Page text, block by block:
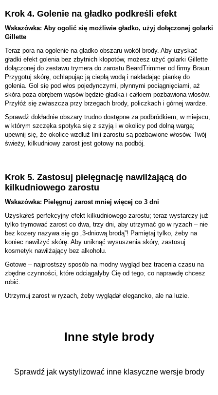
Krok 4. Golenie na gładko podkreśli efekt
Wskazówka: Aby ogolić się możliwie gładko, użyj dołączonej golarki
Gillette
Teraz pora na ogolenie na gładko obszaru wokół brody. Aby uzyskać
gładki efekt golenia bez zbytnich kłopotów, możesz użyć golarki Gillette
dołączonej do zestawu trymera do zarostu BeardTrimmer od firmy Braun.
Przygotuj skórę, ochlapując ją ciepłą wodą i nakładając piankę do
golenia. Gol się pod włos pojedynczymi, płynnymi pociągnięciami, aż
skóra poza obrębem wąsów będzie gładka i całkiem pozbawiona włosów.
Przyłóż się zwłaszcza przy brzegach brody, policzkach i górnej wardze.
Sprawdź dokładnie obszary trudno dostępne za podbródkiem, w miejscu,
w którym szczęka spotyka się z szyją i w okolicy pod dolną wargą;
upewnij się, że okolice wzdłuż linii zarostu są pozbawione włosów. Twój
świeży, kilkudniowy zarost jest gotowy na podbój.
Krok 5. Zastosuj pielęgnację nawilżającą do
kilkudniowego zarostu
Wskazówka: Pielęgnuj zarost mniej więcej co 3 dni
Uzyskałeś perfekcyjny efekt kilkudniowego zarostu; teraz wystarczy już
tylko trymować zarost co dwa, trzy dni, aby utrzymać go w ryzach – nie
bez kozery nazywa się go „3-dniową brodą”! Pamiętaj tylko, żeby na
koniec nawilżyć skórę. Aby uniknąć wysuszenia skóry, zastosuj
kosmetyk nawilżający bez alkoholu.
Gotowe – najprostszy sposób na modny wygląd bez tracenia czasu na
zbędne czynności, które odciągałyby Cię od tego, co naprawdę chcesz
robić.
Utrzymuj zarost w ryzach, żeby wyglądał elegancko, ale na luzie.
Inne style brody
Sprawdź jak wystylizować inne klasyczne wersje brody